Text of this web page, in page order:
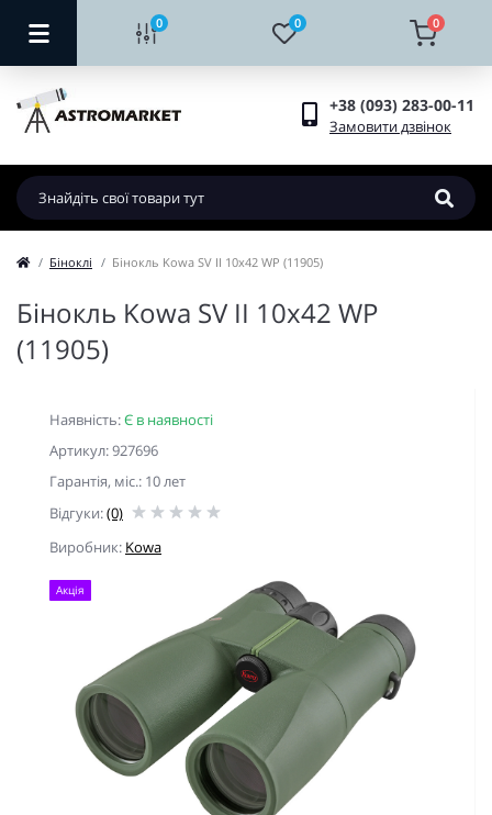
0 0 0
+38 (093) 283-00-11
Замовити дзвінок
Біноклі Бінокль Kowa SV II 10x42 WP (11905)
Бінокль Kowa SV II 10x42 WP
(11905)
Наявність:Є в наявності
Артикул: 927696
Гарантiя, мic.: 10 лет
Відгуки:(0)
Виробник: Kowa
Акція